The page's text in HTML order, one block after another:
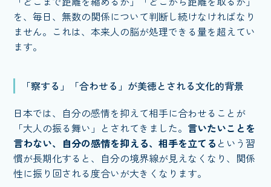
を、毎日、無数の関係について判断し続けなければなり
ません。これは、本来人の脳が処理できる量を超えてい
ます。
「察する」「合わせる」が美徳とされる文化的背景
日本では、自分の感情を抑えて相手に合わせることが
「大人の振る舞い」とされてきました。 言いたいことを
言わない、自分の感情を抑える、相手を立てる という習
慣が長期化すると、自分の境界線が見えなくなり、関係
性に振り回される度合いが大きくなります。